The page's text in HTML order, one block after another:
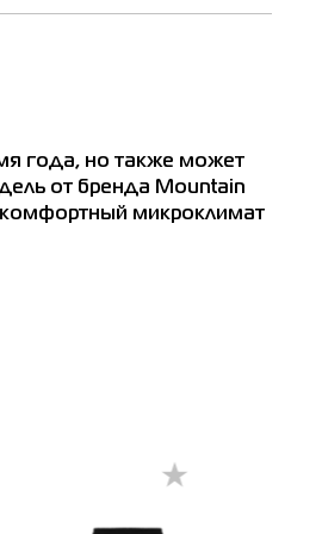
года, но также может
от бренда Mountain
микроклимат